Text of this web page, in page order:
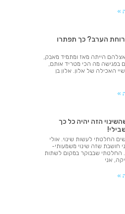
»
הערב? כך תפתרו
הייתה מאז ומתמיד מאבק,
בפגישה מה הכי מטריד אותם,
האכילה של אלון. אלון בן
»
הזה יהיה כל כך
החלטתי לעשות שינוי. אולי
חושבת שזה שינוי משמעותי-
החלטתי שבבוקר במקום לשתות
אני
»